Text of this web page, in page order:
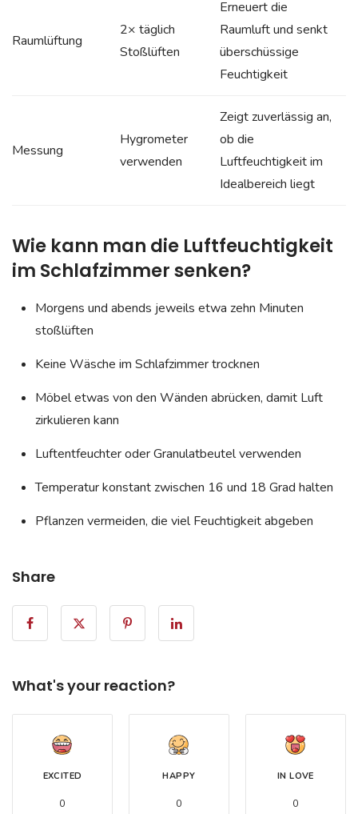
Raumlüftung
2× täglich
Stoßlüften
Erneuert die
Raumluft und senkt
überschüssige
Feuchtigkeit
Messung
Hygrometer
verwenden
Zeigt zuverlässig an,
ob die
Luftfeuchtigkeit im
Idealbereich liegt
Wie kann man die Luftfeuchtigkeit
im Schlafzimmer senken?
Morgens und abends jeweils etwa zehn Minuten
stoßlüften
Keine Wäsche im Schlafzimmer trocknen
Möbel etwas von den Wänden abrücken, damit Luft
zirkulieren kann
Luftentfeuchter oder Granulatbeutel verwenden
Temperatur konstant zwischen 16 und 18 Grad halten
Pflanzen vermeiden, die viel Feuchtigkeit abgeben
Share
What's your reaction?
EXCITED
0
HAPPY
0
IN LOVE
0